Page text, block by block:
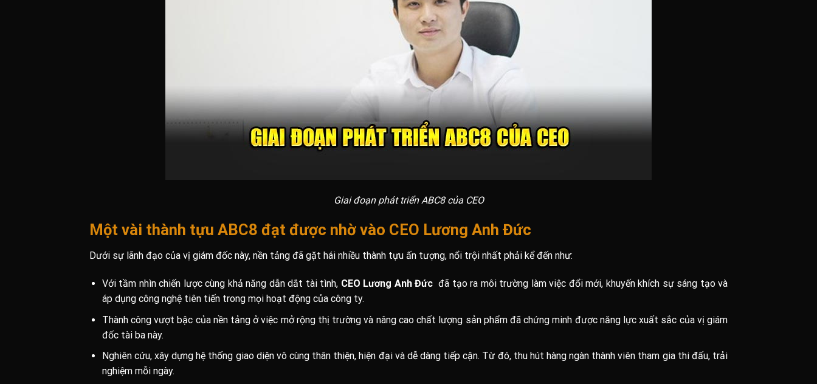
Giai đoạn phát triển ABC8 của CEO
Một vài thành tựu ABC8 đạt được nhờ vào CEO Lương Anh Đức
Dưới sự lãnh đạo của vị giám đốc này, nền tảng đã gặt hái nhiều thành tựu ấn tượng, nổi trội nhất phải kể đến như:
Với tầm nhìn chiến lược cùng khả năng dẫn dắt tài tình, CEO Lương Anh Đức đã tạo ra môi trường làm việc đổi mới, khuyến khích sự sáng tạo và
áp dụng công nghệ tiên tiến trong mọi hoạt động của công ty.
Thành công vượt bậc của nền tảng ở việc mở rộng thị trường và nâng cao chất lượng sản phẩm đã chứng minh được năng lực xuất sắc của vị giám
đốc tài ba này.
Nghiên cứu, xây dựng hệ thống giao diện vô cùng thân thiện, hiện đại và dễ dàng tiếp cận. Từ đó, thu hút hàng ngàn thành viên tham gia thi đấu, trải
nghiệm mỗi ngày.